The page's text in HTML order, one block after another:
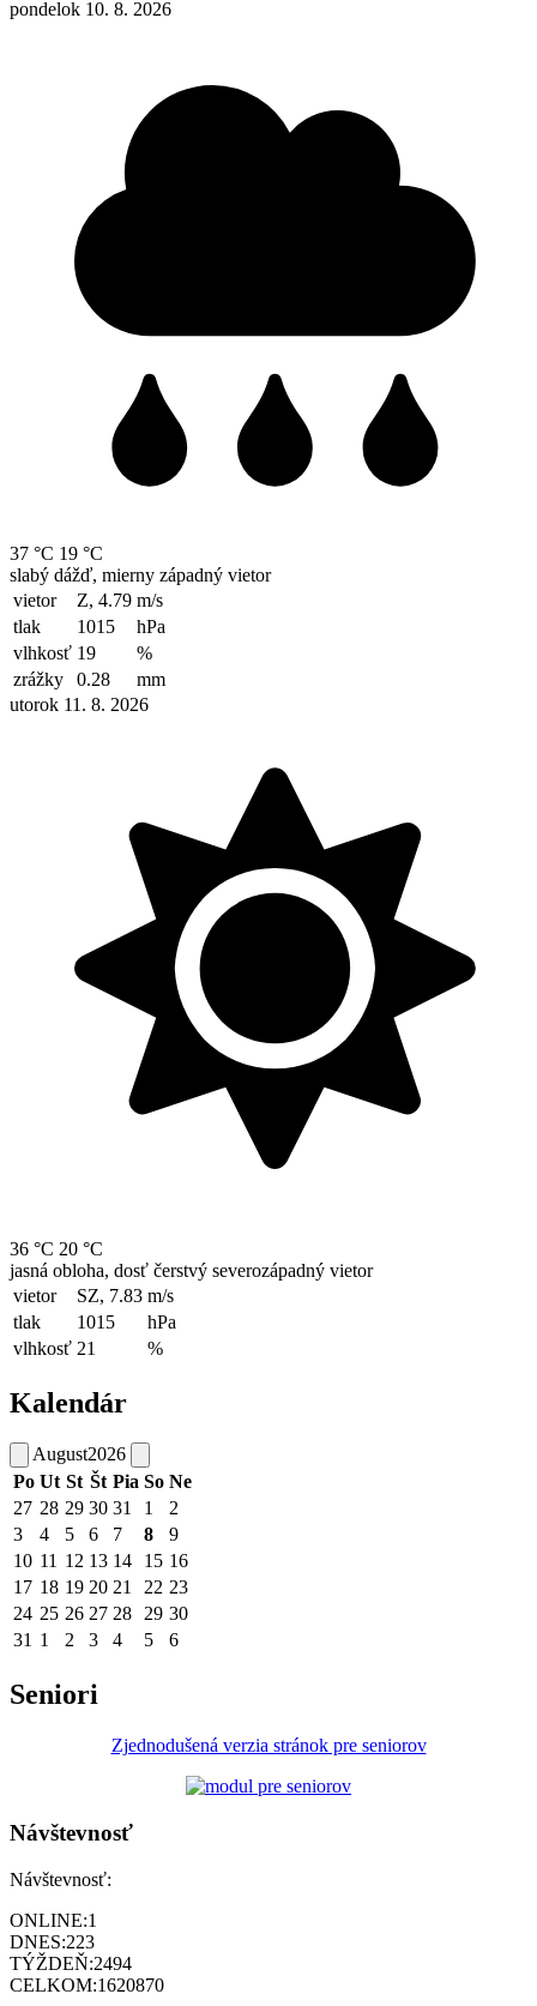
pondelok 10. 8. 2026
37 °C 19 °C
slabý dážď, mierny západný vietor
vietor
Z, 4.79 m/s
tlak
1015
hPa
vlhkosť 19
%
zrážky
0.28
mm
utorok 11. 8. 2026
36 °C 20 °C
jasná obloha, dosť čerstvý severozápadný vietor
vietor
SZ, 7.83 m/s
tlak
1015
hPa
vlhkosť 21 %
Kalendár
August2026
Po Ut St Št Pia So Ne
27 28 29 30 31 1
2
3
4 5 6 7 8
9
10 11 12 13 14 15 16
17 18 19 20 21 22 23
24 25 26 27 28 29 30
31 1 2 3 4 5 6
Seniori
Zjednodušená verzia stránok pre seniorov
Návštevnosť
Návštevnosť:
ONLINE:1
DNES:223
TÝŽDEŇ:2494
CELKOM:1620870